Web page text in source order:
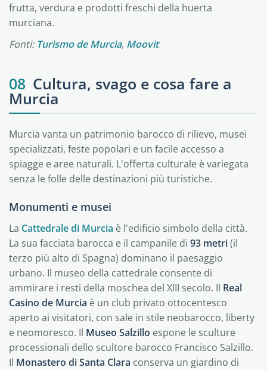
frutta, verdura e prodotti freschi della huerta
murciana.
Fonti: Turismo de Murcia, Moovit
08 Cultura, svago e cosa fare a
Murcia
Murcia vanta un patrimonio barocco di rilievo, musei
specializzati, feste popolari e un facile accesso a
spiagge e aree naturali. L'offerta culturale è variegata
senza le folle delle destinazioni più turistiche.
Monumenti e musei
La Cattedrale di Murcia è l'edificio simbolo della città.
La sua facciata barocca e il campanile di 93 metri(il
terzo più alto di Spagna) dominano il paesaggio
urbano. Il museo della cattedrale consente di
ammirare i resti della moschea del XIII secolo. Il Real
Casino de Murcia è un club privato ottocentesco
aperto ai visitatori, con sale in stile neobarocco, liberty
e neomoresco. Il Museo Salzillo espone le sculture
processionali dello scultore barocco Francisco Salzillo.
Il Monastero di Santa Clara conserva un giardino di